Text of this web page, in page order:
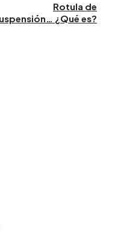
Rotula de
¿Qué es?